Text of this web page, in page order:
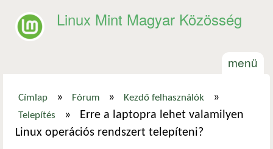
Linux Mint Magyar Közösség
menü
Jelenlegi hely
Címlap » Fórum » Kezdő felhasználók »
Telepítés »
Erre a laptopra lehet valamilyen
Linux operációs rendszert telepíteni?